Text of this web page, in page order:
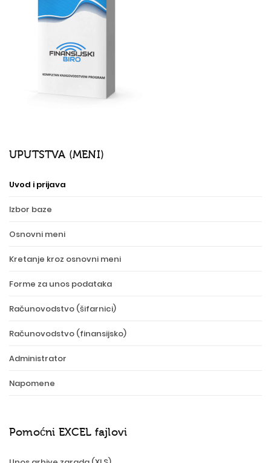
UPUTSTVA (MENI)
Uvod i prijava
Izbor baze
Osnovni meni
Kretanje kroz osnovni meni
Forme za unos podataka
Računovodstvo (šifarnici)
Računovodstvo (finansijsko)
Administrator
Napomene
Pomoćni EXCEL fajlovi